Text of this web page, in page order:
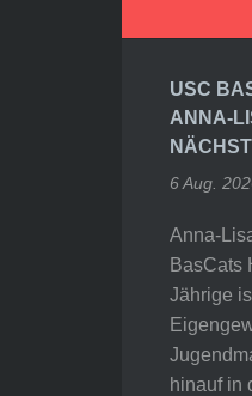
USC
ANNA-
6 Aug.
Anna-
BasCats
Jährige
hinauf in